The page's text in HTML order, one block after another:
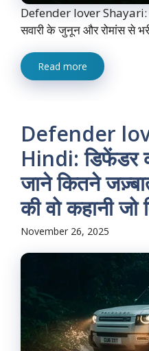
Defender lover Shayari:
सवारी के जुनून और रोमांस से
Read more
Defender
Hindi: डिफेंडर
जाने कितने
की वो कहानी जो
November 26, 2025